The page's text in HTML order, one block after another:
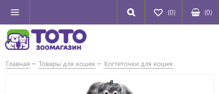
(0) (0)
Главная Товары для кошек Когтеточки для кошек